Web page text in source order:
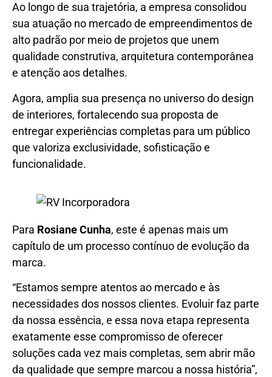
Ao longo de sua trajetória, a empresa consolidou
sua atuação no mercado de empreendimentos de
alto padrão por meio de projetos que unem
qualidade construtiva, arquitetura contemporânea
e atenção aos detalhes.
Agora, amplia sua presença no universo do design
de interiores, fortalecendo sua proposta de
entregar experiências completas para um público
que valoriza exclusividade, sofisticação e
funcionalidade.
Para Rosiane Cunha, este é apenas mais um
capítulo de um processo contínuo de evolução da
marca.
“Estamos sempre atentos ao mercado e às
necessidades dos nossos clientes. Evoluir faz parte
da nossa essência, e essa nova etapa representa
exatamente esse compromisso de oferecer
soluções cada vez mais completas, sem abrir mão
da qualidade que sempre marcou a nossa história”,